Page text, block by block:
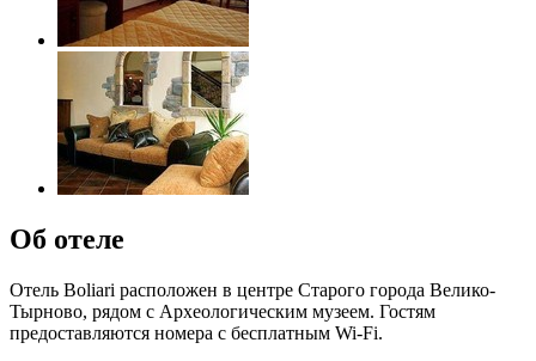
Об отеле
Отель Boliari расположен в центре Старого города Велико-
Тырново, рядом с Археологическим музеем. Гостям
предоставляются номера с бесплатным Wi-Fi.